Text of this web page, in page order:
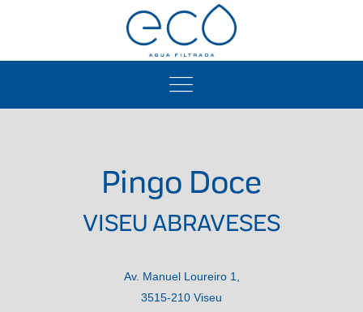
Pingo Doce
VISEU ABRAVESES
Av. Manuel Loureiro 1,
3515-210 Viseu